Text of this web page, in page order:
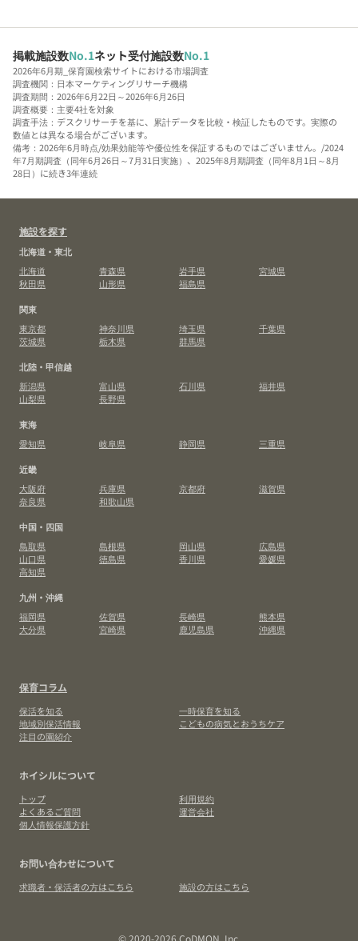
掲載施設数No.1ネット受付施設数No.1
2026年6月期_保育園検索サイトにおける市場調査
調査機関：日本マーケティングリサーチ機構
調査期間：2026年6月22日～2026年6月26日
調査概要：主要4社を対象
調査手法：デスクリサーチを基に、累計データを比較・検証したものです。実際の
数値とは異なる場合がございます。
備考：2026年6月時点/効果効能等や優位性を保証するものではございません。/2024
年7月期調査（同年6月26日～7月31日実施）、2025年8月期調査（同年8月1日～8月
28日）に続き3年連続
施設を探す
北海道・東北
北海道
青森県 岩手県
宮城県
秋田県
山形県
福島県
関東
東京都
神奈川県 埼玉県
千葉県
茨城県
栃木県
群馬県
北陸・甲信越
新潟県
富山県 石川県
福井県
山梨県
長野県
東海
愛知県
岐阜県 静岡県
三重県
近畿
大阪府
兵庫県 京都府
滋賀県
奈良県
和歌山県
中国・四国
鳥取県
島根県 岡山県
広島県
山口県
徳島県 香川県
愛媛県
高知県
九州・沖縄
福岡県
佐賀県 長崎県
熊本県
大分県
宮崎県 鹿児島県 沖縄県
保育コラム
保活を知る
一時保育を知る
地域別保活情報
こどもの病気とおうちケア
注目の園紹介
ホイシルについて
トップ
利用規約
よくあるご質問
運営会社
個人情報保護方針
お問い合わせについて
求職者・保活者の方はこちら 施設の方はこちら